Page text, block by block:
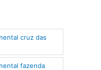
cruz das
fazenda